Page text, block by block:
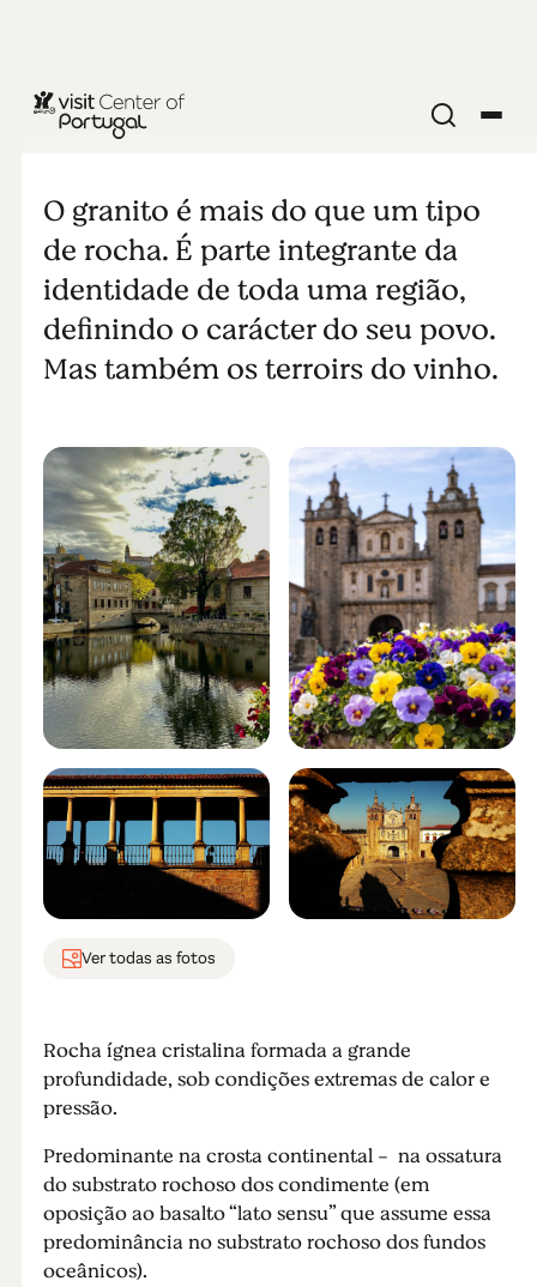
CIDADES E VILAS
Granito
O granito é mais do que um tipo
de rocha. É parte integrante da
identidade de toda uma região,
definindo o carácter do seu povo.
Mas também os terroirs do vinho.
Ver todas as fotos
Rocha ígnea cristalina formada a grande
profundidade, sob condições extremas de calor e
pressão.
Predominante na crosta continental - na ossatura
do substrato rochoso dos condimente (em
oposição ao basalto “lato sensu” que assume essa
predominância no substrato rochoso dos fundos
oceânicos).